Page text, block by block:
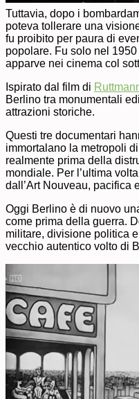
Tuttavia, dopo i
poteva tollerare una
fu proibito per paura di
popolare. Fu solo nel
apparve nei cinema col
Ispirato dal film di
Berlino tra monumentali
attrazioni storiche.
Questi tre documentari
immortalano la metropoli
realmente prima della
mondiale. Per l’ultima
dall’Art Nouveau, pacifica
Oggi Berlino è di nuovo
come prima della guerra.
militare, divisione politica
vecchio autentico volto di